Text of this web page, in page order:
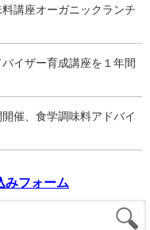
講座オーガニックランチ
イザー育成講座を１年間
催、食学調味料アドバイ
フォーム